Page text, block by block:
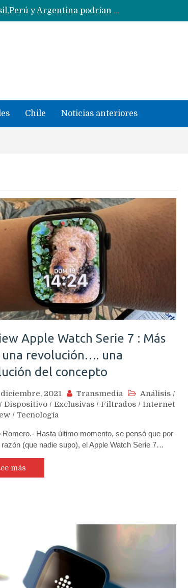
Chile Noticias anteriores
Apple Watch Serie 7 : Más
una revolución…. una
del concepto
2021 Transmedia Análisis /
/ Dispositivo / Exclusivas / Filtrados / Internet
/ Tecnología
Romero.- Hasta último momento, se pensó que por
razón (que nadie supo), el Apple Watch Serie 7…
más